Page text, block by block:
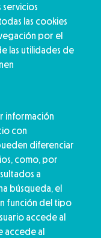
servicios
las cookies
por el
las utilidades de
información
con
diferenciar
como, por
a
búsqueda, el
función del tipo
accede al
accede al